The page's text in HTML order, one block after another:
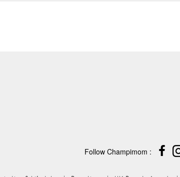
Follow Champimom :